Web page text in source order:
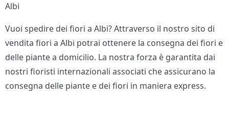
Albi
Vuoi spedire dei fiori a Albi? Attraverso il nostro sito di
vendita fiori a Albi potrai ottenere la consegna dei fiori e
delle piante a domicilio. La nostra forza è garantita dai
nostri fioristi internazionali associati che assicurano la
consegna delle piante e dei fiori in maniera express.